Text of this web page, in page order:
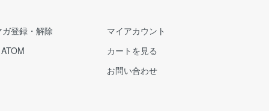
ガ登録・解除
ATOM
マイアカウント
カートを見る
お問い合わせ